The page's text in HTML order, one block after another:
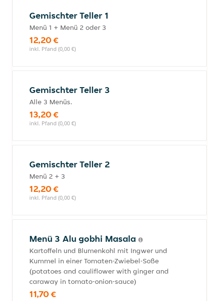
Gemischter Teller 1
Menü 1 + Menü 2 oder 3
12,20 €
inkl. Pfand (0,00 €)
Gemischter Teller 3
Alle 3 Menüs.
13,20 €
inkl. Pfand (0,00 €)
Gemischter Teller 2
Menü 2 + 3
12,20 €
inkl. Pfand (0,00 €)
Menü 3 Alu gobhi Masala
Kartoffeln und Blumenkohl mit Ingwer und
Kummel in einer Tomaten-Zwiebel-Soße
(potatoes and cauliflower with ginger and
caraway in tomato-onion-sauce)
11,70 €